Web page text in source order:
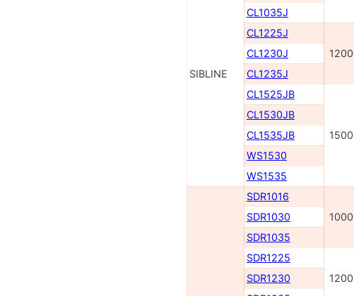
SIBLINE
CL1035J
CL1225J
1200
CL1230J
CL1235J
CL1525JB
1500
CL1530JB
CL1535JB
WS1530
WS1535
SDR1016
1000
SDR1030
SDR1035
SDR1225
1200
SDR1230